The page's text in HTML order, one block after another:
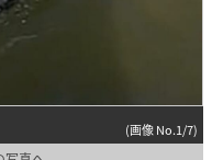
(画像 No.1/7)